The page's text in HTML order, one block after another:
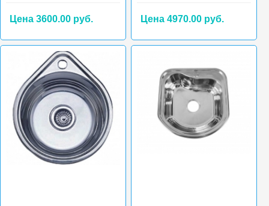
Цена 3600.00 руб. Цена 4970.00 руб.